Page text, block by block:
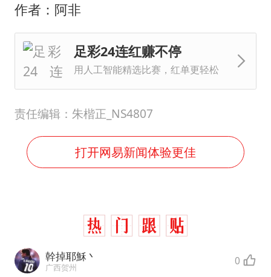
作者：阿非
足彩24连红赚不停
用人工智能精选比赛，红单更轻松
责任编辑：朱楷正_NS4807
打开网易新闻体验更佳
幹掉耶穌丶
广西贺州 0